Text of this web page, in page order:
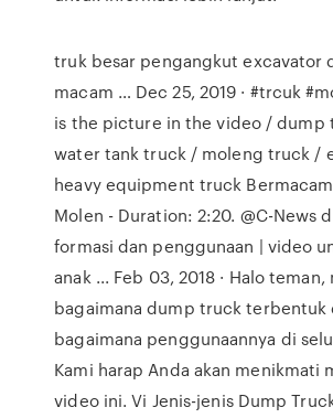
truk besar pengangkut excavator
macam … Dec 25, 2019 · #trcuk
is the picture in the video / dump
water tank truck / moleng truck /
heavy equipment truck
Molen - Duration: 2:20. @C-News
formasi dan penggunaan | video
anak ... Feb 03, 2018 · Halo
bagaimana dump truck terbentuk
bagaimana penggunaannya di
Kami harap Anda akan menikmati
video ini. Vi Jenis-jenis Dump